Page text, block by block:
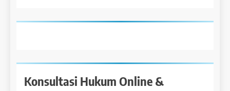
Konsultasi Hukum Online &